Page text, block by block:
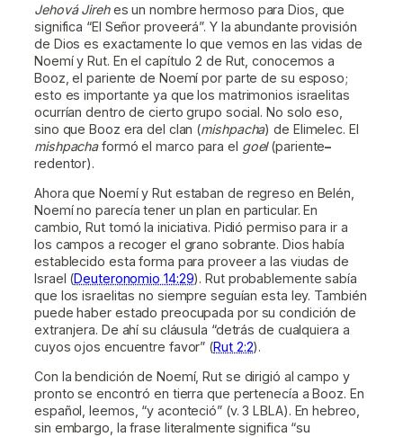
Jehová Jirehes un nombre hermoso para Dios, que
significa “El Señor proveerá”. Y la abundante provisión
de Dios es exactamente lo que vemos en las vidas de
Noemí y Rut. En el capítulo 2 de Rut, conocemos a
Booz, el pariente de Noemí por parte de su esposo;
esto es importante ya que los matrimonios israelitas
ocurrían dentro de cierto grupo social. No solo eso,
sino que Booz era del clan (mishpacha) de Elimelec. El
mishpachaformó el marco para el goel(pariente–
redentor).
Ahora que Noemí y Rut estaban de regreso en Belén,
Noemí no parecía tener un plan en particular. En
cambio, Rut tomó la iniciativa. Pidió permiso para ir a
los campos a recoger el grano sobrante. Dios había
establecido esta forma para proveer a las viudas de
Israel (Deuteronomio 14:29). Rut probablemente sabía
que los israelitas no siempre seguían esta ley. También
puede haber estado preocupada por su condición de
extranjera. De ahí su cláusula “detrás de cualquiera a
cuyos ojos encuentre favor” (Rut 2:2).
Con la bendición de Noemí, Rut se dirigió al campo y
pronto se encontró en tierra que pertenecía a Booz. En
español, leemos, “y aconteció” (v. 3 LBLA). En hebreo,
sin embargo, la frase literalmente significa “su